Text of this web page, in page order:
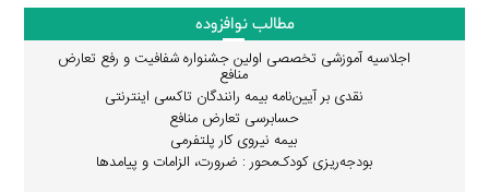
مطالب نوافزوده
اجلاسیه آموزشی تخصصی اولین جشنواره شفافیت و رفع تعارض
منافع
نقدی بر آیین‌نامه بیمه رانندگان تاکسی اینترنتی
حسابرسی تعارض منافع
بیمه نیروی کار پلتفرمی
بودجه‌ریزی کودک‌محور : ضرورت، الزامات و پیامدها